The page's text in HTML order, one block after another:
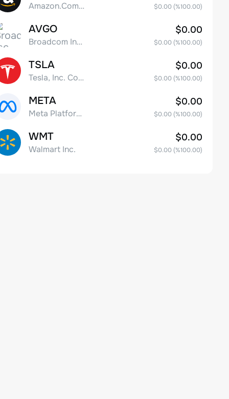
Amazon.Com Inc $0.00(%100.00)
AVGO
Broadcom Inc. Common Stock
$0.00
$0.00(%100.00)
TSLA
Tesla, Inc. Common Stock
$0.00
$0.00(%100.00)
META
Meta Platforms, Inc. Class A Common Stock
$0.00
$0.00(%100.00)
WMT
Walmart Inc.
$0.00
$0.00(%100.00)